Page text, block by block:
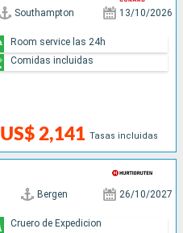
Southampton 13/10/2026
US$ 2,141 Tasas incluidas
Room service las 24h
Comidas incluidas
Bergen 26/10/2027
Cruero de Expedicion